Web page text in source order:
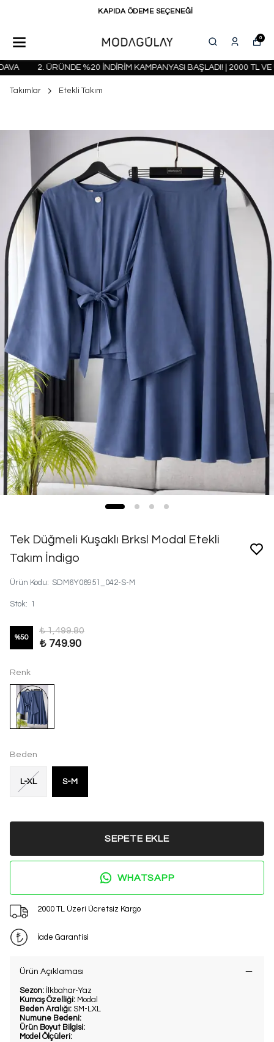
KAPIDA ÖDEME SEÇENEĞİ
0
2. ÜRÜNDE %20 İNDİRİM KAMPANYASI BAŞLADI! | 2000 TL VE
Takımlar Etekli Takım
Tek Düğmeli Kuşaklı Brksl Modal Etekli
Takım İndigo
Ürün Kodu: SDM6Y06951_042-S-M
Stok: 1
%50
₺ 1,499.80
₺ 749.90
Renk
Beden
L-XL S-M
SEPETE EKLE
WHATSAPP
2000 TL Üzeri Ücretsiz Kargo
İade Garantisi
Ürün Açıklaması
Sezon: İlkbahar-Yaz
Kumaş Özelliği: Modal
Beden Aralığı: SM-LXL
Numune Bedeni:
Ürün Boyut Bilgisi:
Model Ölçüleri: